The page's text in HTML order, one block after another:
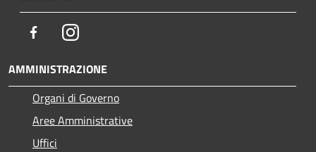
FacebookInstagram
AMMINISTRAZIONE
Organi di Governo
Aree Amministrative
Uffici